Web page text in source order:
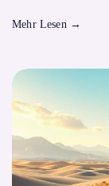
Mehr Lesen →